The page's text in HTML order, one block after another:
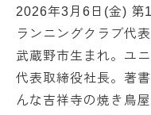
2026年3月6日(金)
ランニングクラブ代表
武蔵野市生まれ。ユ
代表取締役社長。著
んな吉祥寺の焼き鳥